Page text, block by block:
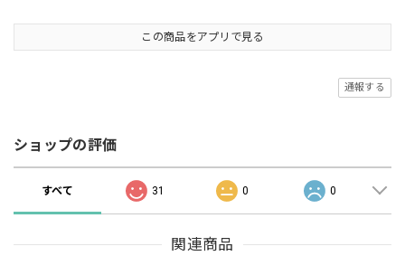
この商品をアプリで見る
通報する
ショップの評価
すべて 31 0 0
関連商品